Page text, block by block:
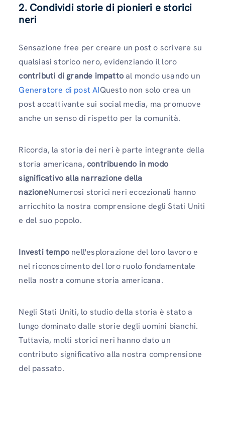
2. Condividi storie di pionieri e storici
neri
Sensazione free per creare un post o scrivere su
qualsiasi storico nero, evidenziando il loro
contributi di grande impattoal mondo usando un
Generatore di post AIQuesto non solo crea un
post accattivante sui social media, ma promuove
anche un senso di rispetto per la comunità.
Ricorda, la storia dei neri è parte integrante della
storia americana, contribuendo in modo
significativo alla narrazione della
nazioneNumerosi storici neri eccezionali hanno
arricchito la nostra comprensione degli Stati Uniti
e del suo popolo.
Investi tempo nell'esplorazione del loro lavoro e
nel riconoscimento del loro ruolo fondamentale
nella nostra comune storia americana.
Negli Stati Uniti, lo studio della storia è stato a
lungo dominato dalle storie degli uomini bianchi.
Tuttavia, molti storici neri hanno dato un
contributo significativo alla nostra comprensione
del passato.